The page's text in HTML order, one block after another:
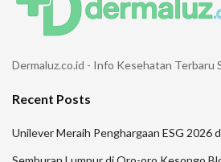
Dermaluz.co.id - Info Kesehatan Terbaru
Recent Posts
Unilever Meraih Penghargaan ESG 2026